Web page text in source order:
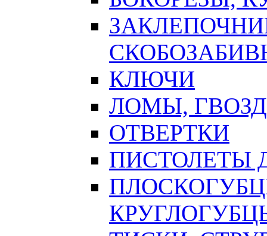
КЛЮЧИ
ЛОМЫ,
ОТВЕРТКИ
ПИСТОЛЕТЫ